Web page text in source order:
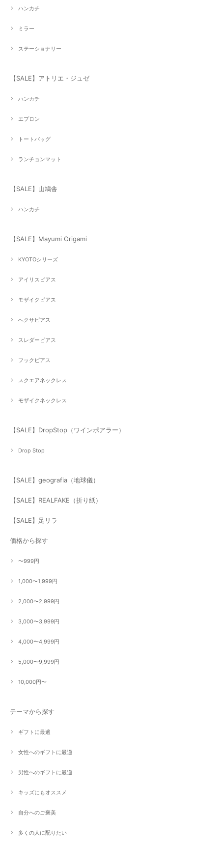
ハンカチ
ミラー
ステーショナリー
【SALE】アトリエ・ジュゼ
ハンカチ
エプロン
トートバッグ
ランチョンマット
【SALE】山鳩舎
ハンカチ
【SALE】Mayumi Origami
KYOTOシリーズ
アイリスピアス
モザイクピアス
へクサピアス
スレダーピアス
フックピアス
スクエアネックレス
モザイクネックレス
【SALE】DropStop（ワインポアラー）
Drop Stop
【SALE】geografia（地球儀）
【SALE】REALFAKE（折り紙）
【SALE】足リラ
価格から探す
〜999円
1,000〜1,999円
2,000〜2,999円
3,000〜3,999円
4,000〜4,999円
5,000〜9,999円
10,000円〜
テーマから探す
ギフトに最適
女性へのギフトに最適
男性へのギフトに最適
キッズにもオススメ
自分へのご褒美
多くの人に配りたい